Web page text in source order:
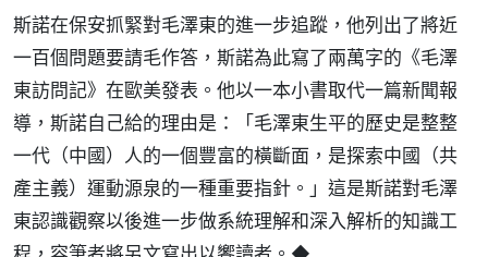
斯諾在保安抓緊對毛澤東的進一步追蹤，他列出了將近
一百個問題要請毛作答，斯諾為此寫了兩萬字的《毛澤
東訪問記》在歐美發表。他以一本小書取代一篇新聞報
導，斯諾自己給的理由是：「毛澤東生平的歷史是整整
一代（中國）人的一個豐富的橫斷面，是探索中國（共
產主義）運動源泉的一種重要指針。」這是斯諾對毛澤
東認識觀察以後進一步做系統理解和深入解析的知識工